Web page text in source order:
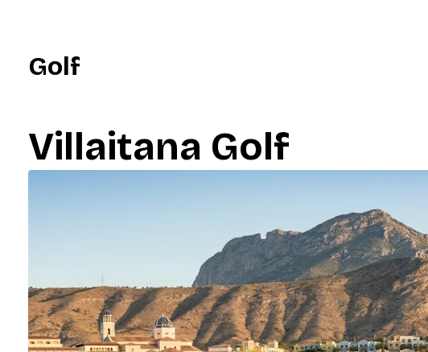
Golf
Villaitana Golf